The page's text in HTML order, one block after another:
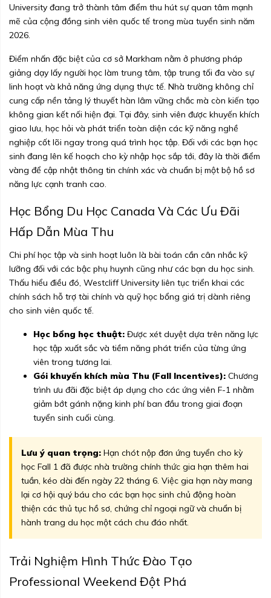
University đang trở thành tâm điểm thu hút sự quan tâm mạnh
mẽ của cộng đồng sinh viên quốc tế trong mùa tuyển sinh năm
2026.
Điểm nhấn đặc biệt của cơ sở Markham nằm ở phương pháp
giảng dạy lấy người học làm trung tâm, tập trung tối đa vào sự
linh hoạt và khả năng ứng dụng thực tế. Nhà trường không chỉ
cung cấp nền tảng lý thuyết hàn lâm vững chắc mà còn kiến tạo
không gian kết nối hiện đại. Tại đây, sinh viên được khuyến khích
giao lưu, học hỏi và phát triển toàn diện các kỹ năng nghề
nghiệp cốt lõi ngay trong quá trình học tập. Đối với các bạn học
sinh đang lên kế hoạch cho kỳ nhập học sắp tới, đây là thời điểm
vàng để cập nhật thông tin chính xác và chuẩn bị một bộ hồ sơ
năng lực cạnh tranh cao.
Học Bổng Du Học Canada Và Các Ưu Đãi
Hấp Dẫn Mùa Thu
Chi phí học tập và sinh hoạt luôn là bài toán cần cân nhắc kỹ
lưỡng đối với các bậc phụ huynh cũng như các bạn du học sinh.
Thấu hiểu điều đó, Westcliff University liên tục triển khai các
chính sách hỗ trợ tài chính và quỹ học bổng giá trị dành riêng
cho sinh viên quốc tế.
Học bổng học thuật: Được xét duyệt dựa trên năng lực
học tập xuất sắc và tiềm năng phát triển của từng ứng
viên trong tương lai.
Gói khuyến khích mùa Thu (Fall Incentives): Chương
trình ưu đãi đặc biệt áp dụng cho các ứng viên F-1 nhằm
giảm bớt gánh nặng kinh phí ban đầu trong giai đoạn
tuyển sinh cuối cùng.
Lưu ý quan trọng: Hạn chót nộp đơn ứng tuyển cho kỳ
học Fall 1 đã được nhà trường chính thức gia hạn thêm hai
tuần, kéo dài đến ngày 22 tháng 6. Việc gia hạn này mang
lại cơ hội quý báu cho các bạn học sinh chủ động hoàn
thiện các thủ tục hồ sơ, chứng chỉ ngoại ngữ và chuẩn bị
hành trang du học một cách chu đáo nhất.
Trải Nghiệm Hình Thức Đào Tạo
Professional Weekend Đột Phá